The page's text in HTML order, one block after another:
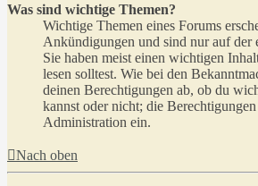
Was sind wichtige Themen?
Wichtige Themen eines Forums
Ankündigungen und sind nur auf der
Sie haben meist einen wichtigen
lesen solltest. Wie bei den
deinen Berechtigungen ab, ob du
kannst oder nicht; die
Administration ein.
Nach oben